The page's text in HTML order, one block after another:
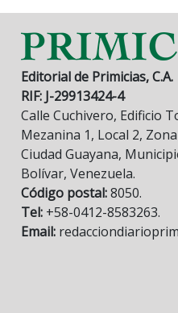
Editorial de Primicias, C.A.
RIF: J-29913424-4
Calle Cuchivero, Edificio
Mezanina 1, Local 2,
Ciudad Guayana,
Bolívar, Venezuela.
Código postal:8050.
Tel: +58-0412-8583263.
Email: